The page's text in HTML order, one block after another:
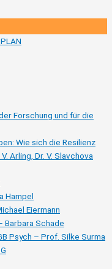
Forschung und für die
Wie sich die Resilienz
Arling, Dr. V. Slavchova
Hampel
Eiermann
Barbara Schade
Psych – Prof. Silke Surma